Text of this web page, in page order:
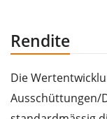
Rendite
Die
Ausschüttungen/